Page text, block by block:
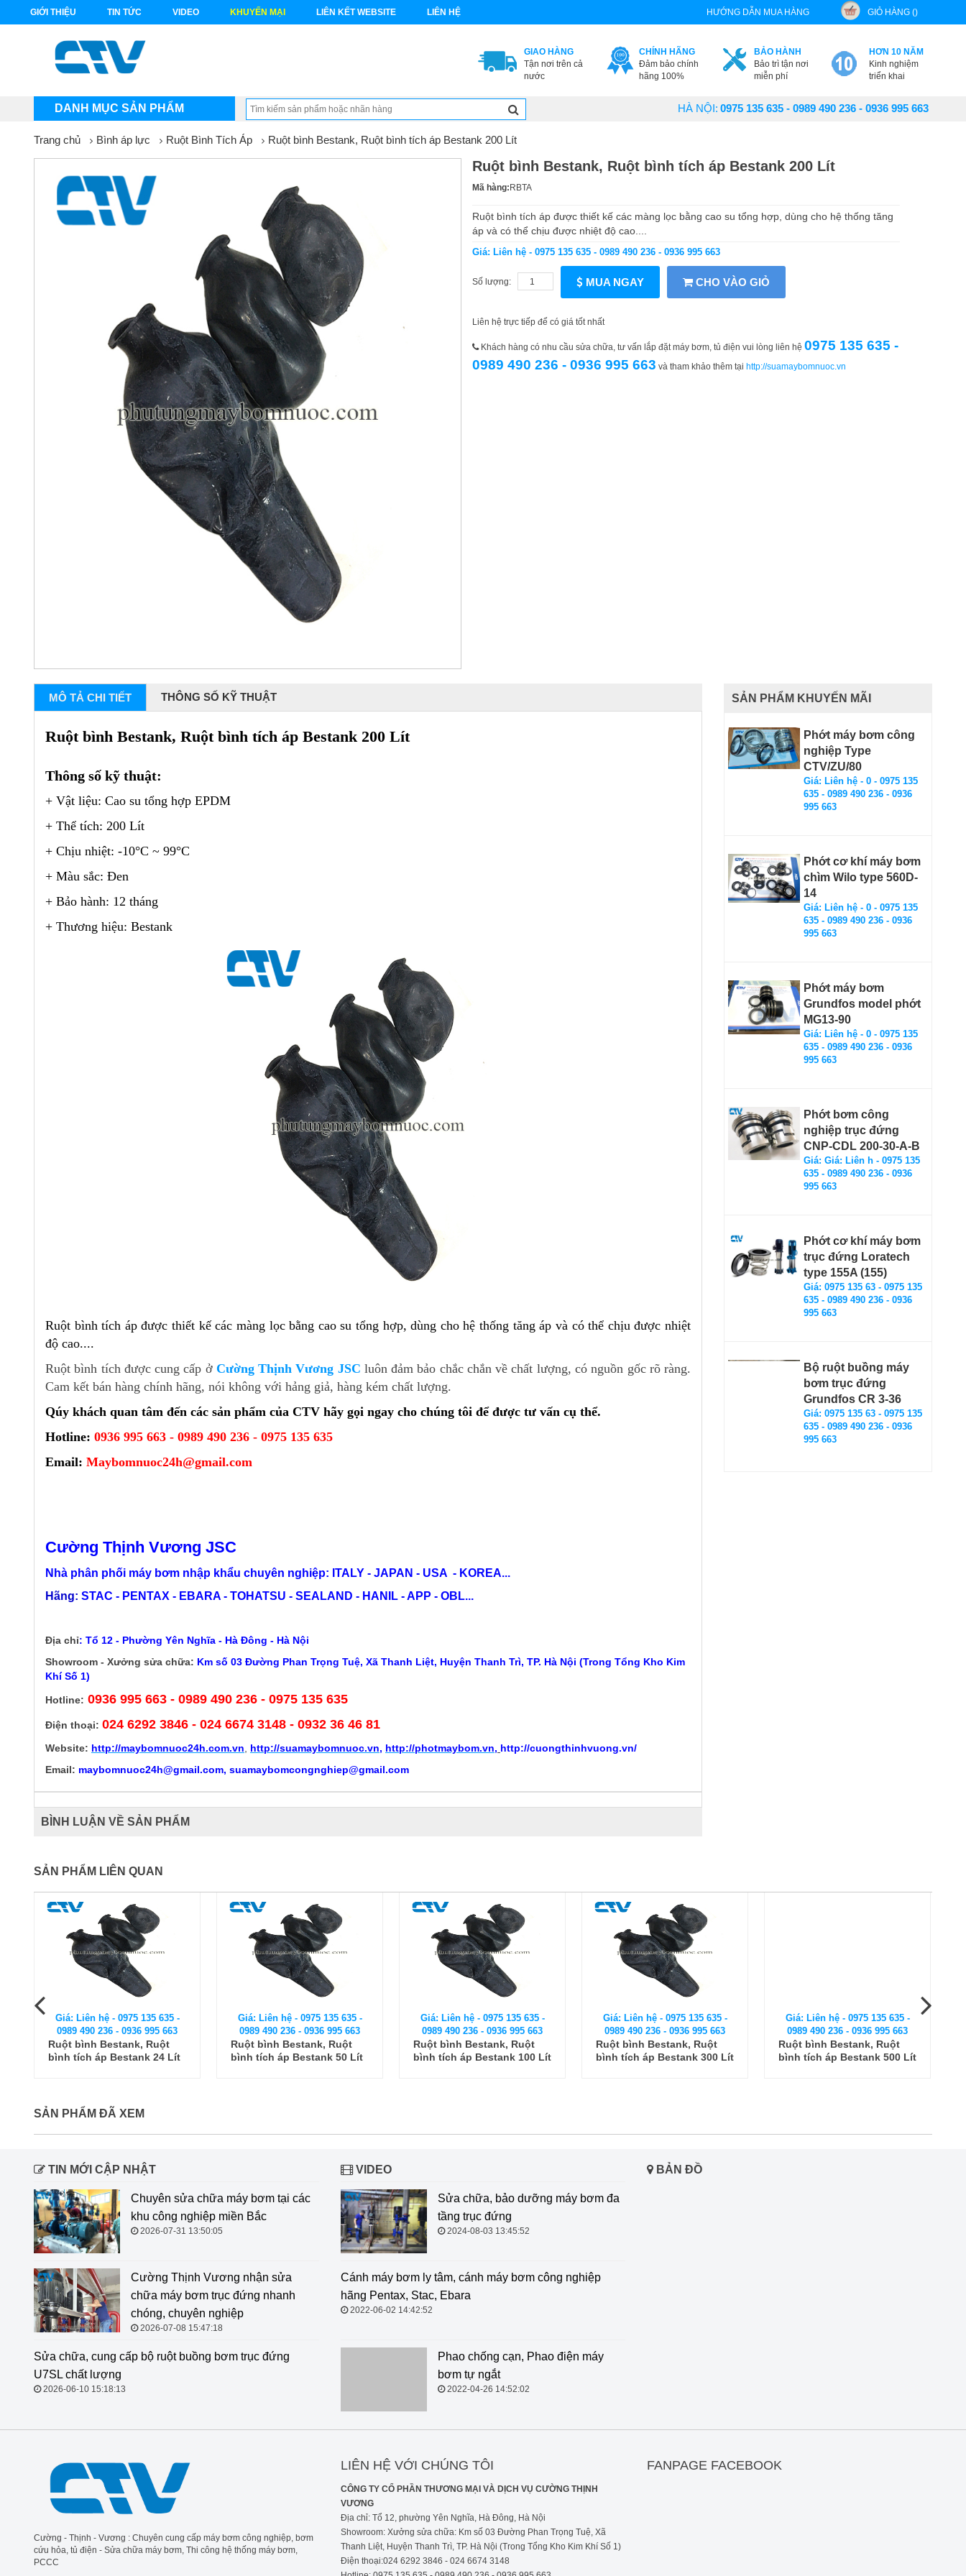
GIỚI THIỆU TIN TỨC VIDEO KHUYẾN MẠI LIÊN KẾT WEBSITE LIÊN HỆ HƯỚNG DẪN MUA HÀNG GIỎ HÀNG ()
GIAO HÀNG
Tận nơi trên cả
nước
CHÍNH HÃNG
Đảm bảo chính
hãng 100%
BẢO HÀNH
Bảo trì tận nơi
miễn phí
HƠN 10 NĂM
Kinh nghiệm
triển khai
DANH MỤC SẢN PHẨM HÀ NỘI: 0975 135 635 - 0989 490 236 - 0936 995 663
Trang chủ Bình áp lực Ruột Bình Tích Áp Ruột bình Bestank, Ruột bình tích áp Bestank 200 Lít
Ruột bình Bestank, Ruột bình tích áp Bestank 200 Lít
Mã hàng: RBTA
Ruột bình tích áp được thiết kế các màng lọc bằng cao su tổng hợp, dùng cho hệ thống tăng
áp và có thể chịu được nhiệt độ cao....
Giá: Liên hệ - 0975 135 635 - 0989 490 236 - 0936 995 663
Số lượng: MUA NGAY CHO VÀO GIỎ
Liên hệ trực tiếp để có giá tốt nhất
Khách hàng có nhu cầu sửa chữa, tư vấn lắp đặt máy bơm, tủ điện vui lòng liên hệ 0975 135 635 -
0989 490 236 - 0936 995 663 và tham khảo thêm tại http://suamaybomnuoc.vn
MÔ TẢ CHI TIẾT THÔNG SỐ KỸ THUẬT
Ruột bình Bestank, Ruột bình tích áp Bestank 200 Lít
Thông số kỹ thuật:
+ Vật liệu: Cao su tổng hợp EPDM
+ Thể tích: 200 Lít
+ Chịu nhiệt: -10°C ~ 99°C
+ Màu sắc: Đen
+ Bảo hành: 12 tháng
+ Thương hiệu: Bestank
Ruột bình tích áp được thiết kế các màng lọc bằng cao su tổng hợp, dùng cho hệ thống tăng áp và có thể chịu được nhiệt
độ cao....
Ruột bình tích được cung cấp ở Cường Thịnh Vương JSC luôn đảm bảo chắc chắn về chất lượng, có nguồn gốc rõ ràng.
Cam kết bán hàng chính hãng, nói không với hảng giả, hàng kém chất lượng.
Qúy khách quan tâm đến các sản phẩm của CTV hãy gọi ngay cho chúng tôi để được tư vấn cụ thể.
Hotline: 0936 995 663 - 0989 490 236 - 0975 135 635
Email: Maybomnuoc24h@gmail.com
Cường Thịnh Vương JSC
Nhà phân phối máy bơm nhập khẩu chuyên nghiệp: ITALY - JAPAN - USA - KOREA...
Hãng: STAC - PENTAX - EBARA - TOHATSU - SEALAND - HANIL - APP - OBL...
Địa chỉ: Tổ 12 - Phường Yên Nghĩa - Hà Đông - Hà Nội
Showroom - Xưởng sửa chữa: Km số 03 Đường Phan Trọng Tuệ, Xã Thanh Liệt, Huyện Thanh Trì, TP. Hà Nội (Trong Tổng Kho Kim
Khí Số 1)
Hotline: 0936 995 663 - 0989 490 236 - 0975 135 635
Điện thoại: 024 6292 3846 - 024 6674 3148 - 0932 36 46 81
Website: http://maybomnuoc24h.com.vn, http://suamaybomnuoc.vn, http://photmaybom.vn, http://cuongthinhvuong.vn/
Email: maybomnuoc24h@gmail.com, suamaybomcongnghiep@gmail.com
BÌNH LUẬN VỀ SẢN PHẨM
SẢN PHẨM KHUYẾN MÃI
Phớt máy bơm công
nghiệp Type
CTV/ZU/80
Giá: Liên hệ - 0 - 0975 135
635 - 0989 490 236 - 0936
995 663
Phớt cơ khí máy bơm
chìm Wilo type 560D-
14
Giá: Liên hệ - 0 - 0975 135
635 - 0989 490 236 - 0936
995 663
Phớt máy bơm
Grundfos model phớt
MG13-90
Giá: Liên hệ - 0 - 0975 135
635 - 0989 490 236 - 0936
995 663
Phớt bơm công
nghiệp trục đứng
CNP-CDL 200-30-A-B
Giá: Giá: Liên h - 0975 135
635 - 0989 490 236 - 0936
995 663
Phớt cơ khí máy bơm
trục đứng Loratech
type 155A (155)
Giá: 0975 135 63 - 0975 135
635 - 0989 490 236 - 0936
995 663
Bộ ruột buồng máy
bơm trục đứng
Grundfos CR 3-36
Giá: 0975 135 63 - 0975 135
635 - 0989 490 236 - 0936
995 663
SẢN PHẨM LIÊN QUAN
Giá: Liên hệ - 0975 135 635 -
0989 490 236 - 0936 995 663
Ruột bình Bestank, Ruột
bình tích áp Bestank 24 Lít
Giá: Liên hệ - 0975 135 635 -
0989 490 236 - 0936 995 663
Ruột bình Bestank, Ruột
bình tích áp Bestank 50 Lít
Giá: Liên hệ - 0975 135 635 -
0989 490 236 - 0936 995 663
Ruột bình Bestank, Ruột
bình tích áp Bestank 100 Lít
Giá: Liên hệ - 0975 135 635 -
0989 490 236 - 0936 995 663
Ruột bình Bestank, Ruột
bình tích áp Bestank 300 Lít
Giá: Liên hệ - 0975 135 635 -
0989 490 236 - 0936 995 663
Ruột bình Bestank, Ruột
bình tích áp Bestank 500 Lít
SẢN PHẨM ĐÃ XEM
TIN MỚI CẬP NHẬT
Chuyên sửa chữa máy bơm tại các
khu công nghiệp miền Bắc
2026-07-31 13:50:05
Cường Thịnh Vương nhận sửa
chữa máy bơm trục đứng nhanh
chóng, chuyên nghiệp
2026-07-08 15:47:18
Sửa chữa, cung cấp bộ ruột buồng
VIDEO
Sửa chữa, bảo dưỡng máy bơm đa
tầng trục đứng
2024-08-03 13:45:52
Cánh máy bơm ly tâm, cánh máy
bơm công nghiệp hãng Pentax,
Phao chống cạn, Phao điện máy
bơm tự ngắt
2022-04-26 14:52:02
BẢN ĐỒ
Cường - Thịnh - Vương : Chuyên cung cấp máy bơm công nghiệp, bơm
cứu hỏa, tủ điện - Sửa chữa máy bơm, Thi công hệ thống máy bơm,
PCCC
LIÊN HỆ VỚI CHÚNG TÔI
CÔNG TY CỔ PHẦN THƯƠNG MẠI VÀ DỊCH VỤ CƯỜNG THỊNH
VƯƠNG
Địa chỉ: Tổ 12, phường Yên Nghĩa, Hà Đông, Hà Nội
Showroom: Xưởng sửa chữa: Km số 03 Đường Phan Trọng Tuệ, Xã
Thanh Liệt, Huyện Thanh Trì, TP. Hà Nội (Trong Tổng Kho Kim Khí Số 1)
Điện thoại:024 6292 3846 - 024 6674 3148
FANPAGE FACEBOOK